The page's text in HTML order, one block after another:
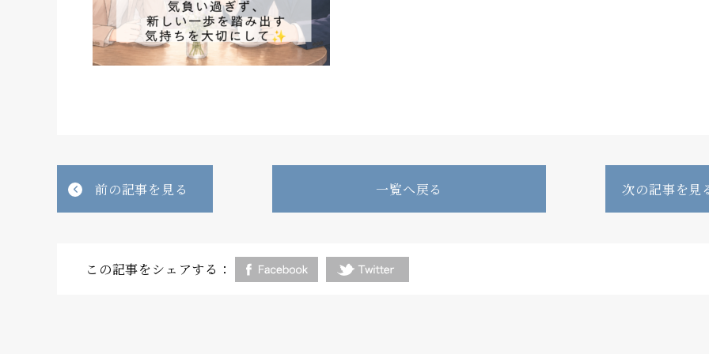
前の記事を見る 一覧へ戻る 次の記事を見
この記事をシェアする：